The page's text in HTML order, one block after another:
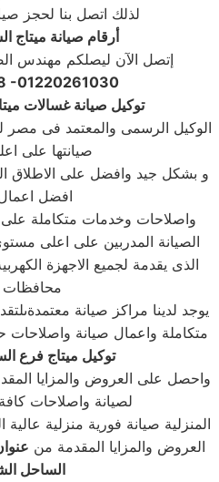
لذلك اتصل بنا لحجز
أرقام صيانة ميتاج
إتصل الآن ليصلكم مهندس
-01220261030
توكيل صيانة غسالات
الوكيل الرسمى والمعتمد فى مصر
صيانتها على
و بشكل جيد وافضل على الاطلاق
افضل
واصلاحات وخدمات متكاملة
الصيانة المدربين على اعلى
الذى يقدمة لجميع الاجهزة
يوجد لدينا مراكز صيانة
متكاملة واعمال صيانة واصلاحات
توكيل ميتاج فرع
واحصل على العروض والمزايا
لصيانة واصلاحات كافة
المنزلية صيانة فورية منزلية
العروض والمزايا المقدمة من
الساحل